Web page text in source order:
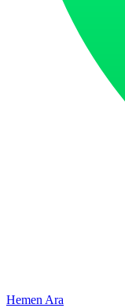
Hemen Ara